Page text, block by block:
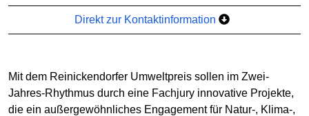
Direkt zur Kontaktinformation
Mit dem Reinickendorfer Umweltpreis sollen im Zwei-
Jahres-Rhythmus durch eine Fachjury innovative Projekte,
die ein außergewöhnliches Engagement für Natur-, Klima-,